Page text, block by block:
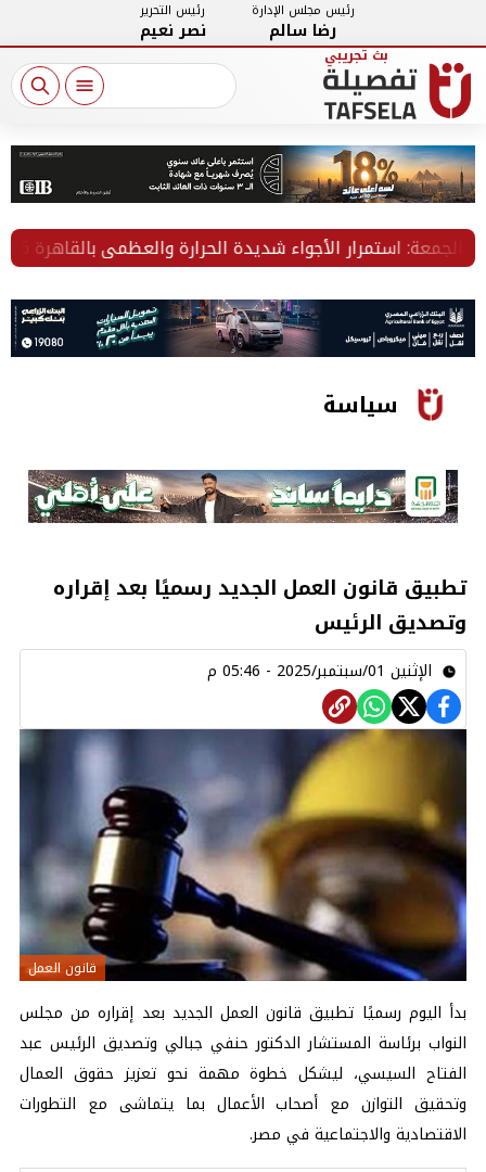
رئيس مجلس الإدارة
رضا سالم
رئيس التحرير
نصر نعيم
استمرار الأجواء شديدة الحرارة والعظمى بالقاهرة 36 درجة
سياسة
تطبيق قانون العمل الجديد رسميًا بعد إقراره
وتصديق الرئيس
الإثنين 01/سبتمبر/2025 - 05:46 م
قانون العمل
بدأ اليوم رسميًا تطبيق قانون العمل الجديد بعد إقراره من مجلس
النواب برئاسة المستشار الدكتور حنفي جبالي وتصديق الرئيس عبد
الفتاح السيسي، ليشكل خطوة مهمة نحو تعزيز حقوق العمال
وتحقيق التوازن مع أصحاب الأعمال بما يتماشى مع التطورات
الاقتصادية والاجتماعية في مصر.